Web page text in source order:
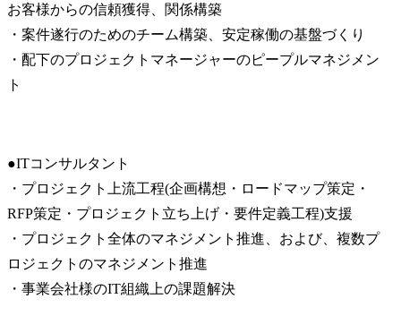
お客様からの信頼獲得、関係構築
・案件遂行のためのチーム構築、安定稼働の基盤づくり
・配下のプロジェクトマネージャーのピープルマネジメン
ト
●ITコンサルタント
・プロジェクト上流工程(企画構想・ロードマップ策定・
RFP策定・プロジェクト立ち上げ・要件定義工程)支援
・プロジェクト全体のマネジメント推進、および、複数プ
ロジェクトのマネジメント推進
・事業会社様のIT組織上の課題解決